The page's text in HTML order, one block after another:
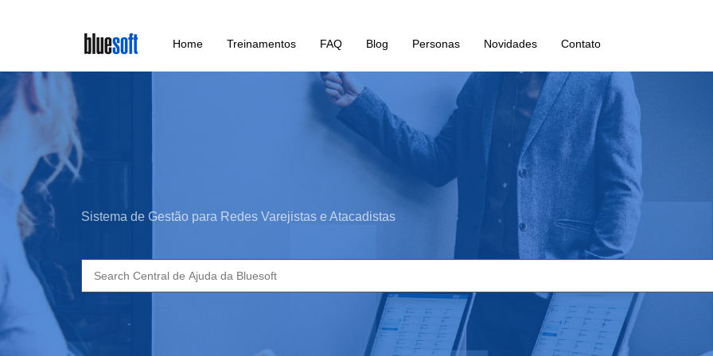
main
content
Home Treinamentos FAQ Blog Personas Novidades Contato
Sistema de Gestão para Redes Varejistas e Atacadistas
Search
for: